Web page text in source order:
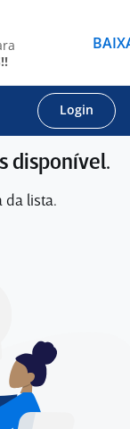
Login
disponível.
da lista.